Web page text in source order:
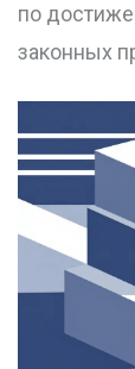
по
законных